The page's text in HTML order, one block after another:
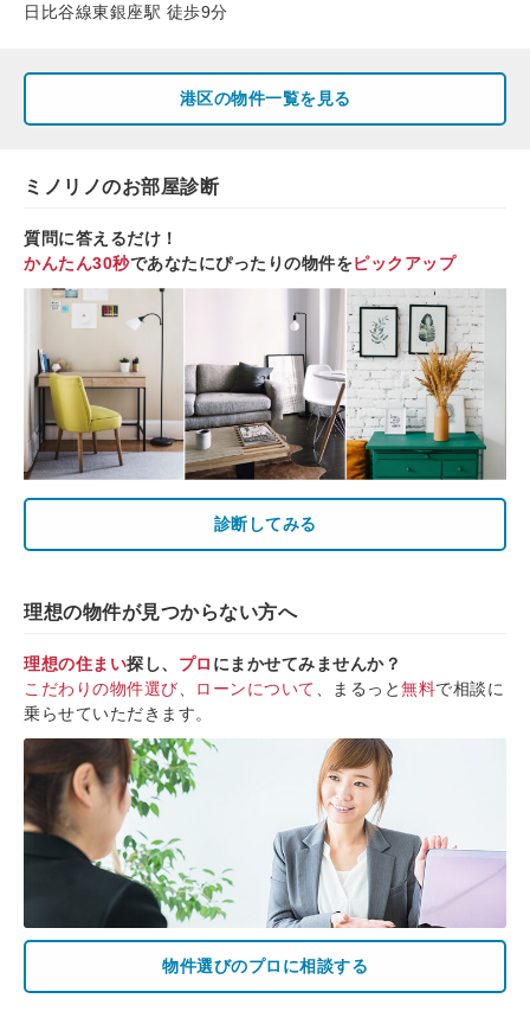
日比谷線東銀座駅 徒歩9分
港区の物件一覧を見る
ミノリノのお部屋診断
質問に答えるだけ！
かんたん30秒であなたにぴったりの物件をピックアップ
診断してみる
理想の物件が見つからない方へ
理想の住まい探し、 プロ にまかせてみませんか？
こだわりの物件選び
ローンについて 、まるっと無料で相談に
乗らせていただきます。
物件選びのプロに相談する